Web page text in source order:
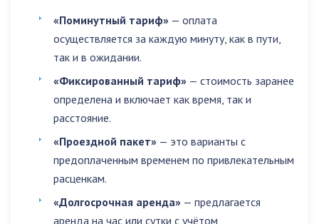
«Поминутный тариф» — оплата
осуществляется за каждую минуту, как в пути,
так и в ожидании.
«Фиксированный тариф» — стоимость заранее
определена и включает как время, так и
расстояние.
«Проездной пакет» — это варианты с
предоплаченным временем по привлекательным
расценкам.
«Долгосрочная аренда» — предлагается
аренда на час или сутки с учётом